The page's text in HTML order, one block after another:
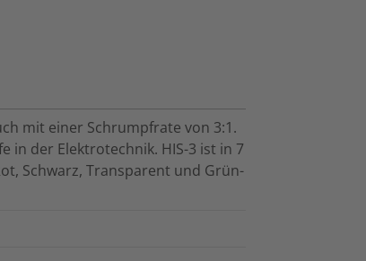
mit einer Schrumpfrate von 3:1.
in der Elektrotechnik. HIS-3 ist in 7
Schwarz, Transparent und Grün-